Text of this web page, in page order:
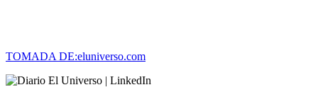
TOMADA DE:eluniverso.com